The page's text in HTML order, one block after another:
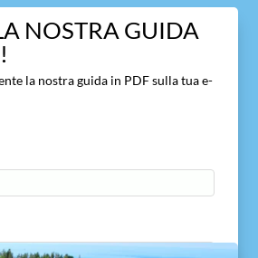
NOSTRA GUIDA
la nostra guida in PDF sulla tua e-